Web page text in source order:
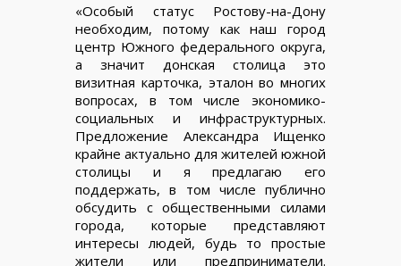
«Особый статус Ростову-на-Дону
необходим, потому как наш город
центр Южного федерального округа,
а значит донская столица это
визитная карточка, эталон во многих
вопросах, в том числе экономико-
социальных и инфраструктурных.
Предложение Александра Ищенко
крайне актуально для жителей южной
столицы и я предлагаю его
поддержать, в том числе публично
обсудить с общественными силами
города, которые представляют
интересы людей, будь то простые
жители или предприниматели.